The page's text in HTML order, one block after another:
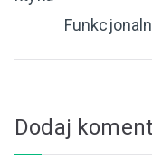
Dodaj